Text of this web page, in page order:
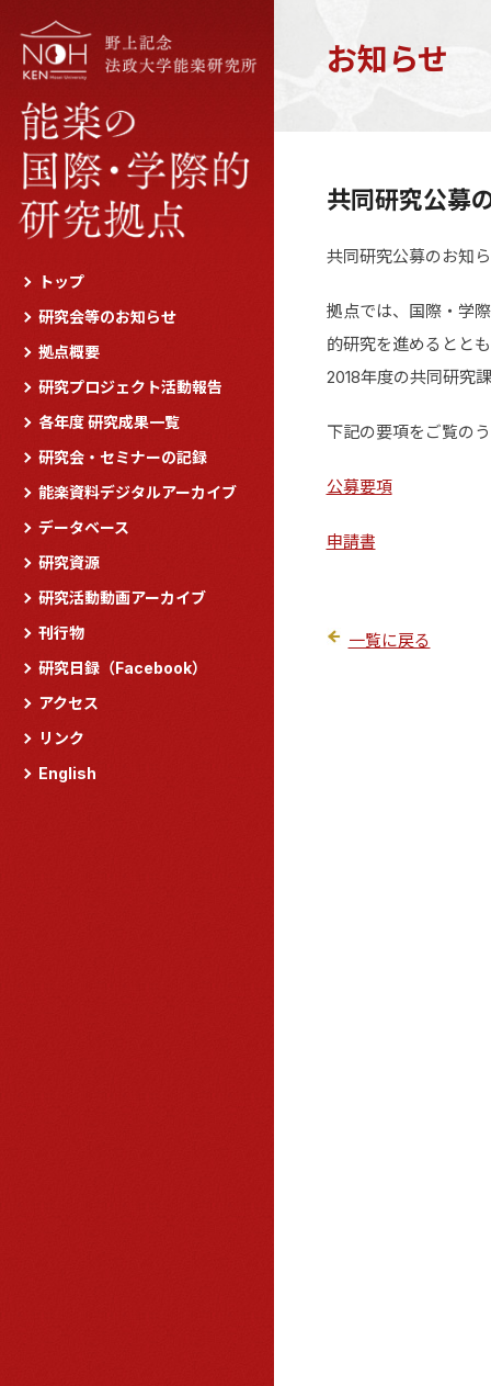
トップ
研究会等のお知らせ
拠点概要
研究プロジェクト活動報告
各年度 研究成果一覧
研究会・セミナーの記録
能楽資料デジタルアーカイブ
データベース
研究資源
研究活動動画アーカイブ
刊行物
研究日録（Facebook）
アクセス
リンク
English
お知らせ
共同研究公募
共同研究公募のお知
拠点では、国際・学
的研究を進めるとと
2018年度の共同研究
下記の要項をご覧の
公募要項
申請書
一覧に戻る